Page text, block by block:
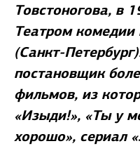
Товстоногова, в
Театром
(Санкт-
постановщик
фильмов, из
«Изыди!», «Ты у
хорошо», сериал